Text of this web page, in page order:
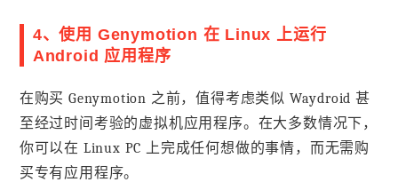
4、使用 Genymotion 在 Linux 上运行
Android 应用程序
在购买 Genymotion 之前，值得考虑类似 Waydroid 甚
至经过时间考验的虚拟机应用程序。在大多数情况下，
你可以在 Linux PC 上完成任何想做的事情，而无需购
买专有应用程序。